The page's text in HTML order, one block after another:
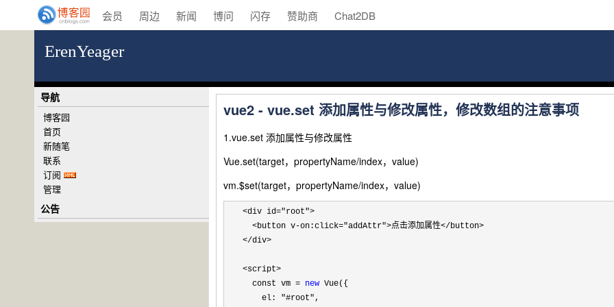
会员 周边 新闻 博问 闪存 赞助商 Chat2DB
ErenYeager
vue2 - vue.set 添加属性与修改属性，修改数组的注意事项
1.vue.set 添加属性与修改属性
Vue.set(target，propertyName/index，value)
vm.$set(target，propertyName/index，value)
<div id="root">
  <button v-on:click="addAttr">点击添加属性</button>
</div>
<script>
  const vm
= new Vue({
    el:
"#root",
导航
博客园
首页
新随笔
联系
订阅
管理
公告